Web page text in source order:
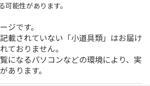
可能性があります。
ジです。
載されていない「小道具類」はお届け
ておりません。
になるパソコンなどの環境により、実
あります。